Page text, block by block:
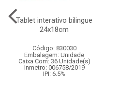
Tablet interativo bilingue
24x18cm
Código: 830030
Embalagem: Unidade
Caixa Com: 36 Unidade(s)
Inmetro: 006758/2019
IPI: 6.5%